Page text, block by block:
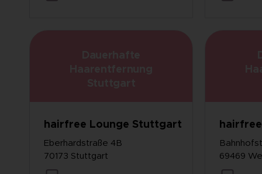
hairfree Lounge Stuttgart
Eberhardstraße 4B
70173 Stuttgart
69469